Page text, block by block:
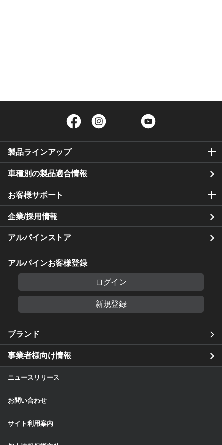
Facebook Twitter
製品ラインアップ
車種別の製品適合情報
お客様サポート
企業/採用情報
アルパインストア
アルパインお客様登録
ログイン
新規登録
ブランド
事業者様向け情報
ニュースリリース
お問い合わせ
サイト利用案内